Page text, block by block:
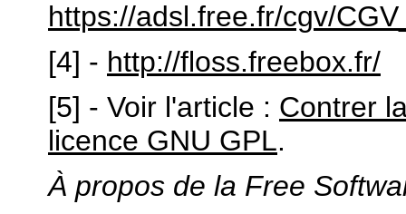
https://adsl.free.fr/cgv/
[4] - http://floss.freebox.fr/
[5] - Voir l'article : Contrer
licence GNU GPL.
À propos de la Free